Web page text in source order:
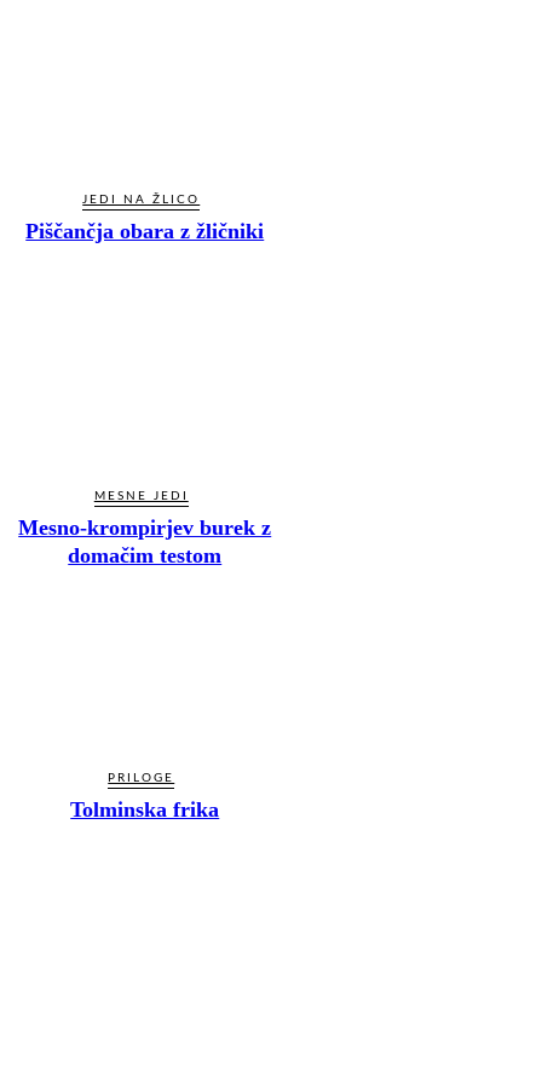
JEDI NA ŽLICO
Piščančja obara z žličniki
MESNE JEDI
Mesno-krompirjev burek z
domačim testom
PRILOGE
Tolminska frika